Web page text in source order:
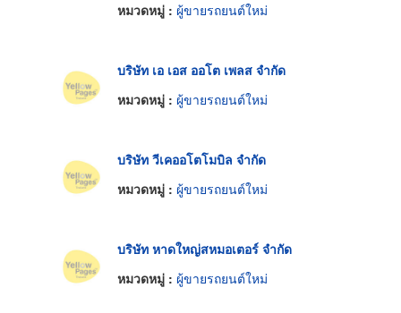
หมวดหมู่ : ผู้ขายรถยนต์ใหม่
บริษัท เอ เอส ออโต เพลส จำกัด
หมวดหมู่ : ผู้ขายรถยนต์ใหม่
บริษัท วีเคออโตโมบิล จำกัด
หมวดหมู่ : ผู้ขายรถยนต์ใหม่
บริษัท หาดใหญ่สหมอเตอร์ จำกัด
หมวดหมู่ : ผู้ขายรถยนต์ใหม่